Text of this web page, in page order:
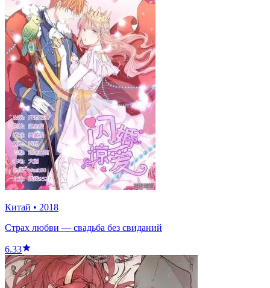
Китай • 2018
Страх любви — свадьба без свиданий
6.33